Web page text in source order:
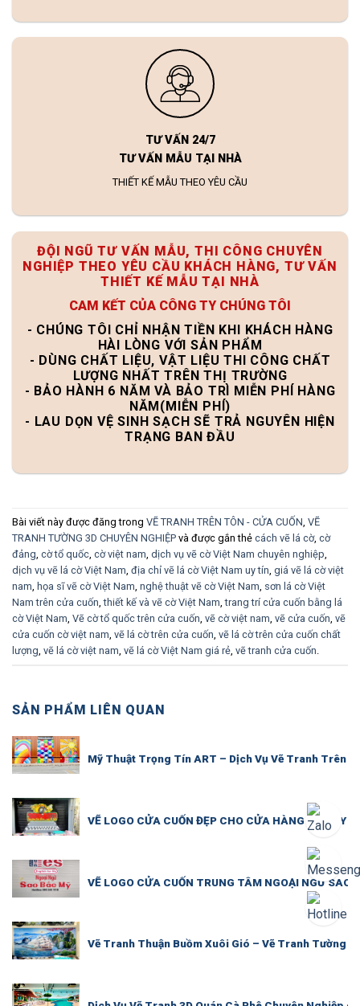
TƯ VẤN 24/7
TƯ VẤN MẪU TẠI NHÀ
THIẾT KẾ MẪU THEO YÊU CẦU
ĐỘI NGŨ TƯ VẤN MẪU, THI CÔNG CHUYÊN
NGHIỆP THEO YÊU CẦU KHÁCH HÀNG, TƯ VẤN
THIẾT KẾ MẪU TẠI NHÀ
CAM KẾT CỦA CÔNG TY CHÚNG TÔI
- CHÚNG TÔI CHỈ NHẬN TIỀN KHI KHÁCH HÀNG
HÀI LÒNG VỚI SẢN PHẨM
- DÙNG CHẤT LIỆU, VẬT LIỆU THI CÔNG CHẤT
LƯỢNG NHẤT TRÊN THỊ TRƯỜNG
- BẢO HÀNH 6 NĂM VÀ BẢO TRÌ MIỄN PHÍ HÀNG
NĂM(MIỄN PHÍ)
- LAU DỌN VỆ SINH SẠCH SẼ TRẢ NGUYÊN HIỆN
TRẠNG BAN ĐẦU
Bài viết này được đăng trong VẼ TRANH TRÊN TÔN - CỬA CUỐN VẼ
TRANH TƯỜNG 3D CHUYÊN NGHIỆP và được gắn thẻ cách vẽ lá cờ, cờ
đảng cờ tổ quốc cờ việt nam dịch vụ vẽ cờ Việt Nam chuyên nghiệp
dịch vụ vẽ lá cờ Việt Nam địa chỉ vẽ lá cờ Việt Nam uy tín giá vẽ lá cờ việt
nam họa sĩ vẽ cờ Việt Nam nghệ thuật vẽ cờ Việt Nam sơn lá cờ Việt
Nam trên cửa cuốn ,thiết kế và vẽ cờ Việt Nam ,trang trí cửa cuốn bằng lá
cờ Việt Nam Vẽ cờ tổ quốc trên cửa cuốn vẽ cờ việt nam vẽ cửa cuốn vẽ
cửa cuốn cờ việt nam vẽ lá cờ trên cửa cuốn vẽ lá cờ trên cửa cuốn chất
lượng vẽ lá cờ việt nam vẽ lá cờ Việt Nam giá rẻ vẽ tranh cửa cuốn
SẢN PHẨM LIÊN QUAN
Mỹ Thuật Trọng Tín ART – Dịch Vụ Vẽ Tranh Trên
VẼ LOGO CỬA CUỐN ĐẸP CHO CỬA HÀNG XE MÁY
VẼ LOGO CỬA CUỐN TRUNG TÂM NGOẠI NGỮ SAO
Vẽ Tranh Thuận Buồm Xuôi Gió – Vẽ Tranh Tường